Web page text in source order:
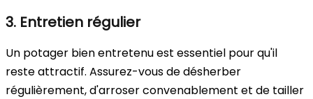
3. Entretien régulier
Un potager bien entretenu est essentiel pour qu'il
reste attractif. Assurez-vous de désherber
régulièrement, d'arroser convenablement et de tailler